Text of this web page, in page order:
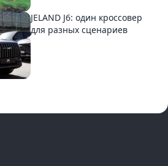
JELAND J6: один кроссовер
для разных сценариев